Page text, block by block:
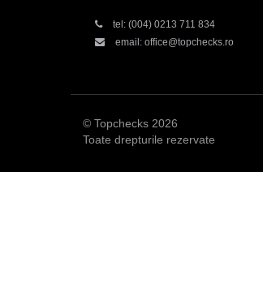
tel: (004) 0213 711 834
email: office@topchecks.ro
© Topchecks 2026
Toate drepturile rezervate